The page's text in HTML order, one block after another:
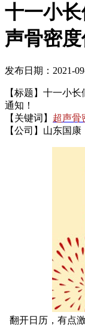
十一小
声骨密度
发布日期：2021-
【标题】十一小
通知！
【关键词】 超声骨
【公司】山东国康
翻开日历，有点